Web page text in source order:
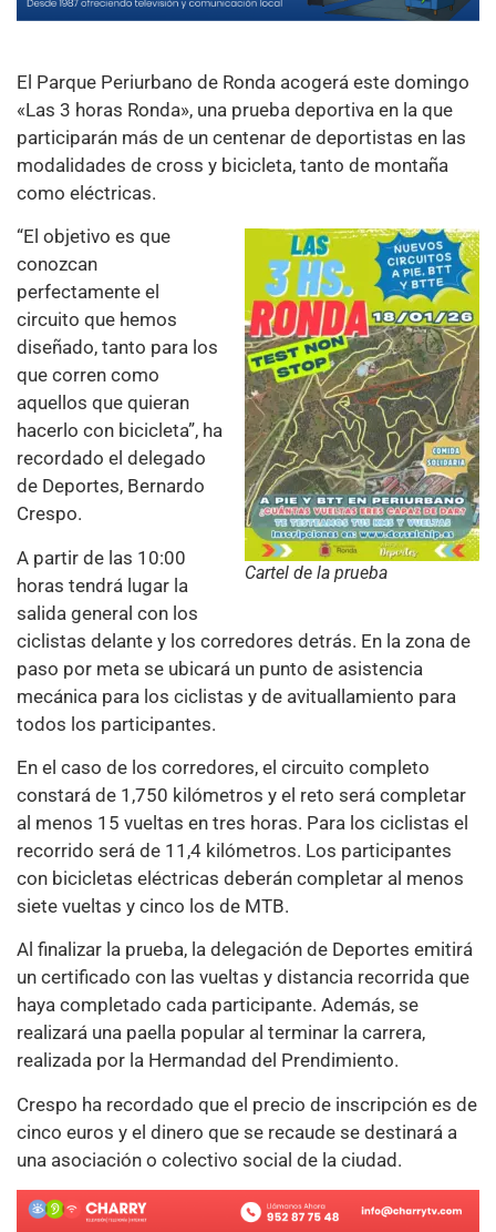
El Parque Periurbano de Ronda acogerá este domingo
«Las 3 horas Ronda», una prueba deportiva en la que
participarán más de un centenar de deportistas en las
modalidades de cross y bicicleta, tanto de montaña
como eléctricas.
Cartel de la prueba
“El objetivo es que
conozcan
perfectamente el
circuito que hemos
diseñado, tanto para los
que corren como
aquellos que quieran
hacerlo con bicicleta”, ha
recordado el delegado
de Deportes, Bernardo
Crespo.
A partir de las 10:00
horas tendrá lugar la
salida general con los
ciclistas delante y los corredores detrás. En la zona de
paso por meta se ubicará un punto de asistencia
mecánica para los ciclistas y de avituallamiento para
todos los participantes.
En el caso de los corredores, el circuito completo
constará de 1,750 kilómetros y el reto será completar
al menos 15 vueltas en tres horas. Para los ciclistas el
recorrido será de 11,4 kilómetros. Los participantes
con bicicletas eléctricas deberán completar al menos
siete vueltas y cinco los de MTB.
Al finalizar la prueba, la delegación de Deportes emitirá
un certificado con las vueltas y distancia recorrida que
haya completado cada participante. Además, se
realizará una paella popular al terminar la carrera,
realizada por la Hermandad del Prendimiento.
Crespo ha recordado que el precio de inscripción es de
cinco euros y el dinero que se recaude se destinará a
una asociación o colectivo social de la ciudad.